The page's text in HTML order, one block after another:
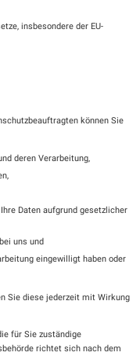
insbesondere der EU-
können Sie
deren Verarbeitung,
Daten aufgrund gesetzlicher
uns und
eingewilligt haben oder
Sie diese jederzeit mit Wirkung
für Sie zuständige
richtet sich nach dem